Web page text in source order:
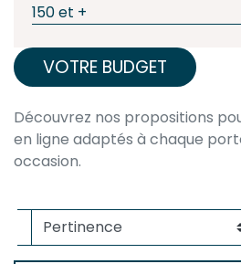
150 et +
VOTRE BUDGET
Découvrez nos propositions
en ligne adaptés à chaque
occasion.